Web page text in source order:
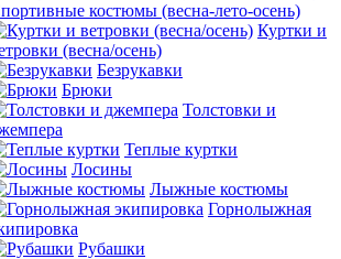
костюмы (весна-лето-осень)
Куртки и
(весна/осень)
Безрукавки
Брюки
Толстовки и
Теплые куртки
Лосины
Лыжные костюмы
Горнолыжная
Рубашки